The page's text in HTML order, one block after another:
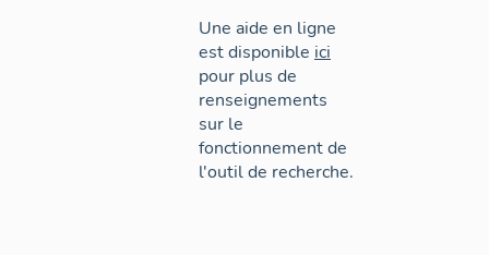
Une aide en ligne
est disponible ici
pour plus de
renseignements
sur le
fonctionnement de
l'outil de recherche.